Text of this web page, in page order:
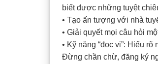
biết được những tuyệt
• Tạo ấn tượng với nhà
• Giải quyết mọi câu hỏi
• Kỹ năng “đọc vị”: Hiểu
Đừng chần chừ, đăng ký